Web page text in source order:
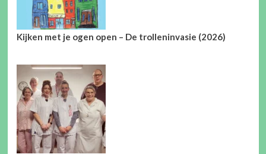
Kijken met je ogen open – De trolleninvasie (2026)